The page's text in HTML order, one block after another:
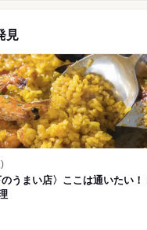
見
のうまい店〉ここは通いたい